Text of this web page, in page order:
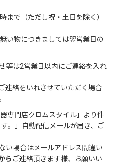
まで（ただし祝・土日を除く）
い物につきましては翌営業日の
等は2営業日以内にご連絡を入れ
連絡をいれさせていただく場合
専門店クロムスタイル」より件
。」自動配信メールが届き、ご
い場合はメールアドレス間違い
ら ご連絡頂きます様、お願いい